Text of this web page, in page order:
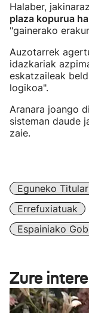
Halaber,
plaza kopurua
"gainerako
Auzotarrek
idazkariak
eskatzaileak
logikoa".
Aranara joango
sisteman daude
zaie.
Eguneko
Errefuxiatuak
Espainiako
Zure